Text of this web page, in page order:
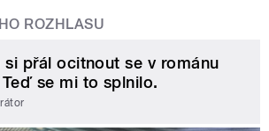
ROZHLASU
si přál ocitnout se v románu
se mi to splnilo.